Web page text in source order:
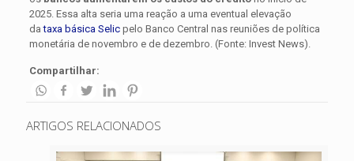
2025. Essa alta seria uma reação a uma eventual elevação
dataxa básica Selicpelo Banco Central nas reuniões de política
monetária de novembro e de dezembro. (Fonte: Invest News).
Compartilhar:
ARTIGOS RELACIONADOS